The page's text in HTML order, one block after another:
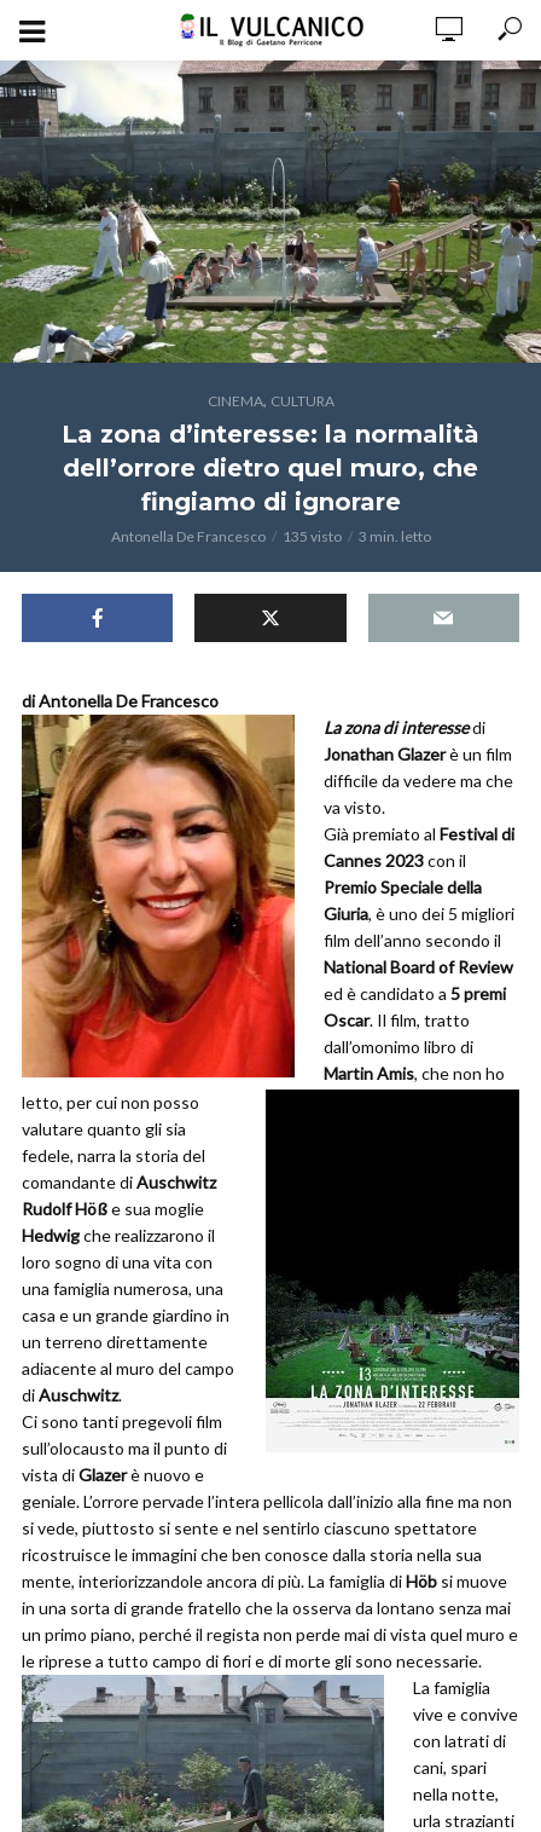
CINEMA, CULTURA
La zona d’interesse: la normalità
dell’orrore dietro quel muro, che
fingiamo di ignorare
Antonella De Francesco 135 visto 3 min. letto
di Antonella De Francesco
La zona di interessedi
Jonathan Glazerè un film
difficile da vedere ma che
va visto.
Già premiato al Festival di
Cannes 2023con il
Premio Speciale della
Giuria, è uno dei 5 migliori
film dell’anno secondo il
National Board of Review
ed è candidato a 5 premi
Oscar. Il film, tratto
dall’omonimo libro di
Martin Amis, che non ho
letto, per cui non posso
valutare quanto gli sia
fedele, narra la storia del
comandante diAuschwitz
Rudolf Höße sua moglie
Hedwigche realizzarono il
loro sogno di una vita con
una famiglia numerosa, una
casa e un grande giardino in
un terreno direttamente
adiacente al muro del campo
diAuschwitz.
Ci sono tanti pregevoli film
sull’olocausto ma il punto di
vista diGlazerè nuovo e
geniale. L’orrore pervade l’intera pellicola dall’inizio alla fine ma non
si vede, piuttosto si sente e nel sentirlo ciascuno spettatore
ricostruisce le immagini che ben conosce dalla storia nella sua
mente, interiorizzandole ancora di più. La famiglia diHöb si muove
in una sorta di grande fratello che la osserva da lontano senza mai
un primo piano, perché il regista non perde mai di vista quel muro e
le riprese a tutto campo di fiori e di morte gli sono necessarie.
La famiglia
vive e convive
con latrati di
cani, spari
nella notte,
urla strazianti